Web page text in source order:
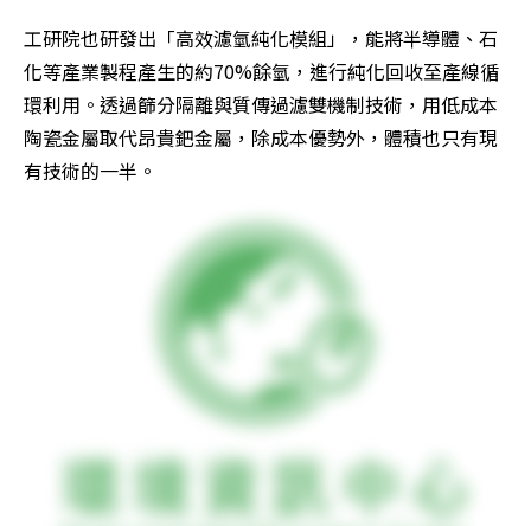
工研院也研發出「高效濾氫純化模組」，能將半導體、石
化等產業製程產生的約70%餘氫，進行純化回收至產線循
環利用。透過篩分隔離與質傳過濾雙機制技術，用低成本
陶瓷金屬取代昂貴鈀金屬，除成本優勢外，體積也只有現
有技術的一半。